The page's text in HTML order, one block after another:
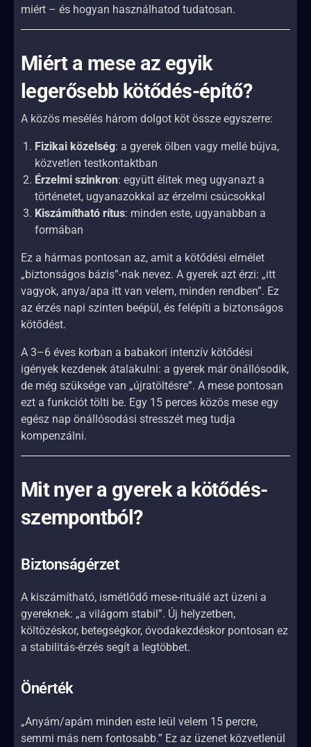
miért – és hogyan használhatod tudatosan.
Miért a mese az egyik
legerősebb kötődés-építő?
A közös mesélés három dolgot köt össze egyszerre:
Fizikai közelség: a gyerek ölben vagy mellé bújva,
közvetlen testkontaktban
Érzelmi szinkron: együtt élitek meg ugyanazt a
történetet, ugyanazokkal az érzelmi csúcsokkal
Kiszámítható rítus: minden este, ugyanabban a
formában
Ez a hármas pontosan az, amit a kötődési elmélet
„biztonságos bázis”-nak nevez. A gyerek azt érzi: „itt
vagyok, anya/apa itt van velem, minden rendben”. Ez
az érzés napi szinten beépül, és felépíti a biztonságos
kötődést.
A 3–6 éves korban a babakori intenzív kötődési
igények kezdenek átalakulni: a gyerek már önállósodik,
de még szüksége van „újratöltésre”. A mese pontosan
ezt a funkciót tölti be. Egy 15 perces közös mese egy
egész nap önállósodási stresszét meg tudja
kompenzálni.
Mit nyer a gyerek a kötődés-
szempontból?
Biztonságérzet
A kiszámítható, ismétlődő mese-rituálé azt üzeni a
gyereknek: „a világom stabil”. Új helyzetben,
költözéskor, betegségkor, óvodakezdéskor pontosan ez
a stabilitás-érzés segít a legtöbbet.
Önérték
„Anyám/apám minden este leül velem 15 percre,
semmi más nem fontosabb.” Ez az üzenet közvetlenül